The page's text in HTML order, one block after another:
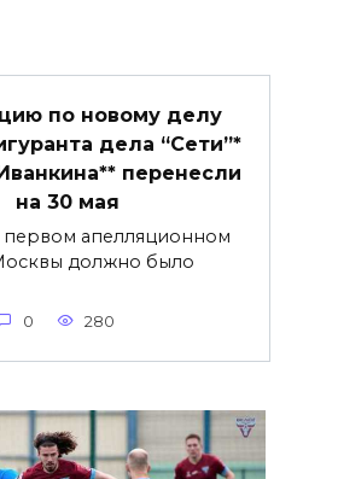
по новому делу
дела “Сети”*
перенесли
на 30 мая
первом апелляционном
должно было
0 280